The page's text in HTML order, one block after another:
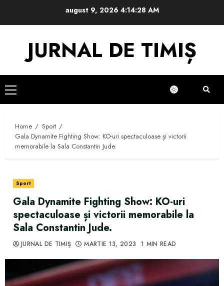
august 9, 2026 4:14:29 AM
JURNAL DE TIMIȘ
Primary
Menu
Home
Sport
Gala Dynamite Fighting Show: KO-uri spectaculoase și victorii
memorabile la Sala Constantin Jude.
Sport
Gala Dynamite Fighting Show: KO-uri
spectaculoase și victorii memorabile la
Sala Constantin Jude.
JURNAL DE TIMIȘ MARTIE 13, 2023 1 MIN READ